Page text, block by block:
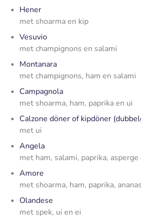
Hener
met shoarma en kip
Vesuvio
met champignons en salami
Montanara
met champignons, ham en salami
Campagnola
met shoarma, ham, paprika en ui
Calzone döner of kipdöner
met ui
Angela
met ham, salami, paprika, asperge
Amore
met shoarma, ham, paprika,
Olandese
met spek, ui en ei